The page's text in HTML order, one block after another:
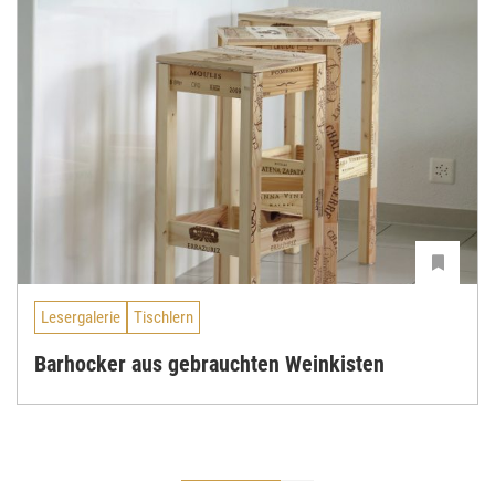
Lesergalerie Tischlern
Barhocker aus gebrauchten Weinkisten